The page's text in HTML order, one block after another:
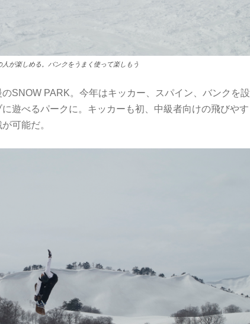
が楽しめる。バンクをうまく使って楽しもう
SNOW PARK。今年はキッカー、スパイン、バンクを設
遊べるパークに。キッカーも初、中級者向けの飛びやす
可能だ。